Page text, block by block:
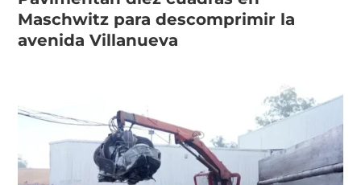
Maschwitz para descomprimir la
avenida Villanueva